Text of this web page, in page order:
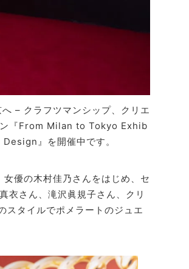
– クラフツマンシップ、クリエ
ン『From Milan to Tokyo Exhib
』を開催中です。
優の木村佳乃さんをはじめ、セ
衣さん、滝沢眞規子さん、クリ
スタイルでポメラートのジュエ